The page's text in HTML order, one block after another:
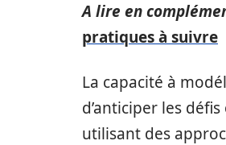
A lire en
pratiques à suivre
La capacité à
d’anticiper les
utilisant des